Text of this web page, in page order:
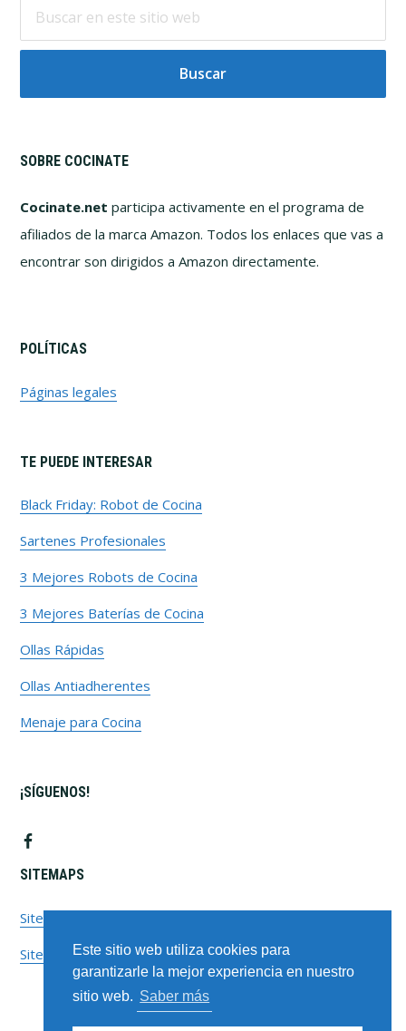
este
SOBRE COCINATE
Cocinate.net participa activamente en el programa de
afiliados de la marca Amazon. Todos los enlaces que vas a
encontrar son dirigidos a Amazon directamente.
POLÍTICAS
Páginas legales
TE PUEDE INTERESAR
Black Friday: Robot de Cocina
Sartenes Profesionales
3 Mejores Robots de Cocina
3 Mejores Baterías de Cocina
Ollas Rápidas
Ollas Antiadherentes
Menaje para Cocina
¡SÍGUENOS!
SITEMAPS
Sitemap Pages
Sitemap PostsEste sitio web utiliza cookies para
garantizarle la mejor experiencia en nuestro
sitio web. Saber más